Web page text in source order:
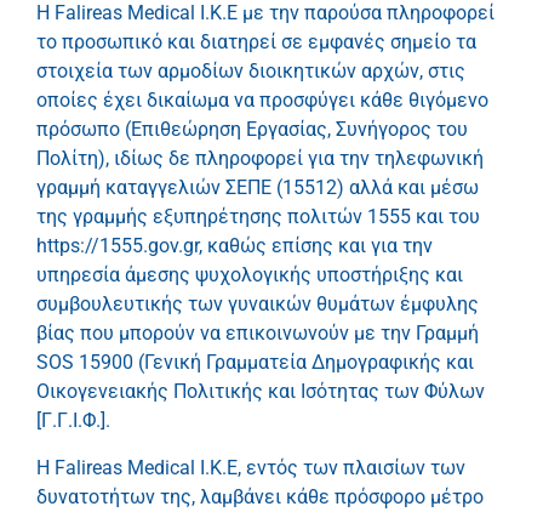
Η Falireas Medical I.K.E με την παρούσα πληροφορεί
το προσωπικό και διατηρεί σε εμφανές σημείο τα
στοιχεία των αρμοδίων διοικητικών αρχών, στις
οποίες έχει δικαίωμα να προσφύγει κάθε θιγόμενο
πρόσωπο (Επιθεώρηση Εργασίας, Συνήγορος του
Πολίτη), ιδίως δε πληροφορεί για την τηλεφωνική
γραμμή καταγγελιών ΣΕΠΕ (15512) αλλά και μέσω
της γραμμής εξυπηρέτησης πολιτών 1555 και του
https://1555.gov.gr, καθώς επίσης και για την
υπηρεσία άμεσης ψυχολογικής υποστήριξης και
συμβουλευτικής των γυναικών θυμάτων έμφυλης
βίας που μπορούν να επικοινωνούν με την Γραμμή
SOS 15900 (Γενική Γραμματεία Δημογραφικής και
Οικογενειακής Πολιτικής και Ισότητας των Φύλων
[Γ.Γ.Ι.Φ.].
Η Falireas Medical I.K.E, εντός των πλαισίων των
δυνατοτήτων της, λαμβάνει κάθε πρόσφορο μέτρο